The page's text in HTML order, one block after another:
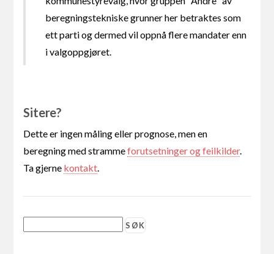
beregningstekniske grunner her betraktes som
ett parti og dermed vil oppnå flere mandater enn
i valgoppgjøret.
Sitere?
Dette er ingen måling eller prognose, men en
beregning med strammeforutsetninger og feilkilder.
Ta gjerne kontakt.